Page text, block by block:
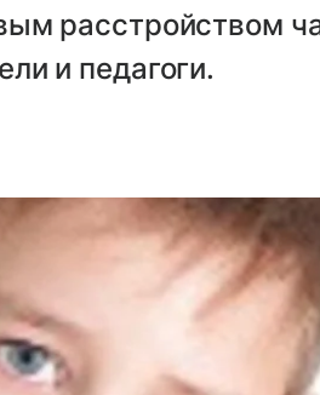
расстройством
и педагоги.